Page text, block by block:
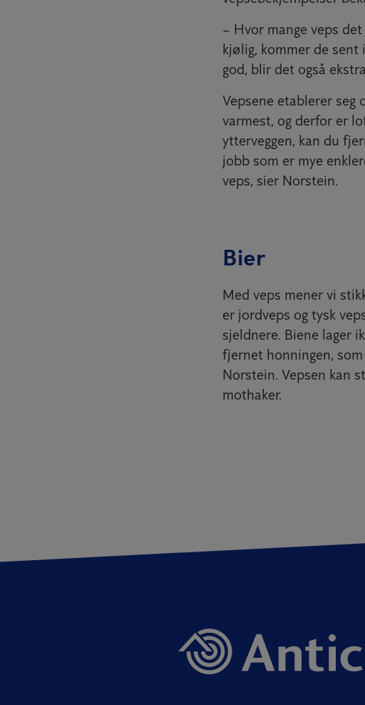
– Hvor mange veps
kjølig, kommer de sent
god, blir det også
Vepsene etablerer seg
varmest, og derfor er
ytterveggen, kan du
jobb som er mye
veps, sier Norstein.
Bier
Med veps mener vi
er jordveps og tysk
sjeldnere. Biene lager
fjernet honningen,
Norstein. Vepsen kan
mothaker.